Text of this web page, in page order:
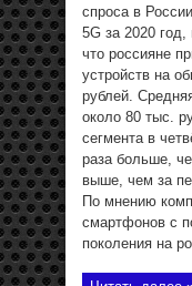
спроса в
5G за 2020 год,
что россияне
устройств на
рублей.
около 80 тыс.
сегмента в
раза больше,
выше, чем за
По мнению
смартфонов с
поколения на